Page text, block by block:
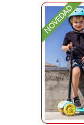
NOVEDAD